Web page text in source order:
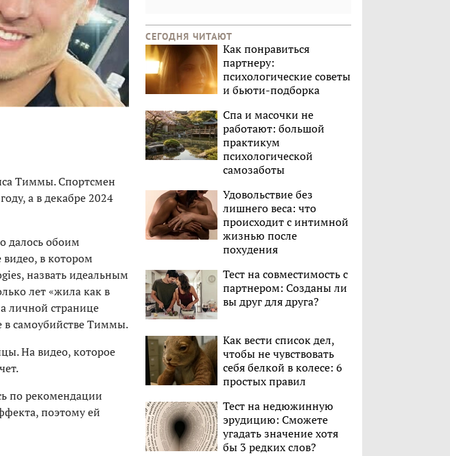
Тиммы. Спортсмен
а в декабре 2024
далось обоим
в котором
назвать идеальным
лет «жила как в
личной странице
в самоубийстве Тиммы.
На видео, которое
по рекомендации
поэтому ей
СЕГОДНЯ ЧИТАЮТ
Как понравиться
партнеру:
психологические советы
и бьюти-подборка
Спа и масочки не
работают: большой
практикум
психологической
самозаботы
Удовольствие без
лишнего веса: что
происходит с интимной
жизнью после
похудения
Тест на совместимость с
партнером: Созданы ли
вы друг для друга?
Как вести список дел,
чтобы не чувствовать
себя белкой в колесе: 6
простых правил
Тест на недюжинную
эрудицию: Сможете
угадать значение хотя
бы 3 редких слов?